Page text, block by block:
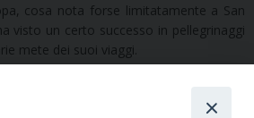
cosa nota forse limitatamente a San
visto un certo successo in pellegrinaggi
mete dei suoi viaggi.
da un lato ha bisogno di riscoprire
non bisogna dimenticare il gran
specie copti, che sono ormai numerosi